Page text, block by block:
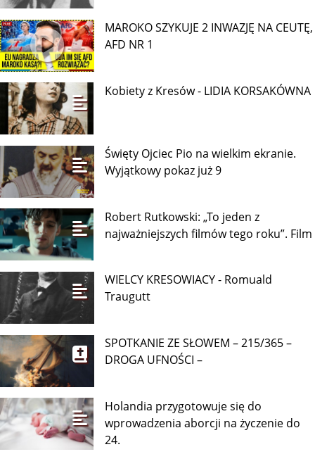
MAROKO SZYKUJE 2 INWAZJĘ NA CEUTĘ,
AFD NR 1
Kobiety z Kresów - LIDIA KORSAKÓWNA
Święty Ojciec Pio na wielkim ekranie.
Wyjątkowy pokaz już 9
Robert Rutkowski: „To jeden z
najważniejszych filmów tego roku”. Film
WIELCY KRESOWIACY - Romuald
Traugutt
SPOTKANIE ZE SŁOWEM – 215/365 –
DROGA UFNOŚCI –
Holandia przygotowuje się do
wprowadzenia aborcji na życzenie do
24.